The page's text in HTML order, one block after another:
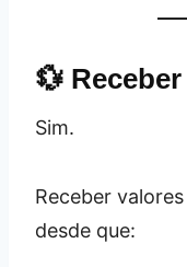
💱
Sim.
Receber
desde que: